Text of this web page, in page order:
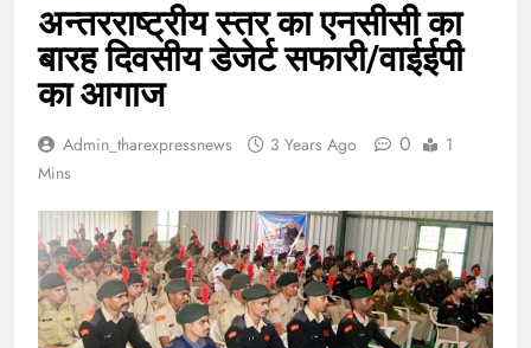
अन्तरराष्ट्रीय स्तर का एनसीसी का
बारह दिवसीय डेजेर्ट सफारी/वाईईपी
का आगाज
Admin_tharexpressnews 3 Years Ago 0
1
Mins